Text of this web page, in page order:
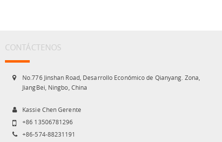
CONTÁCTENOS
No.776 Jinshan Road, Desarrollo Económico de Qianyang. Zona,
JiangBei, Ningbo, China
Kassie Chen Gerente
+86 13506781296
+86-574-88231191